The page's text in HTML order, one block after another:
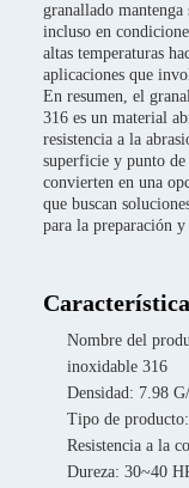
granallado
incluso en
altas temperaturas
aplicaciones que
En resumen, el
316 es un material
resistencia a la
superficie y punto de
convierten en una
que buscan
para la preparación
Nombre del
inoxidable 316
Densidad: 7.98
Tipo de
Resistencia a la
Dureza: 30~40